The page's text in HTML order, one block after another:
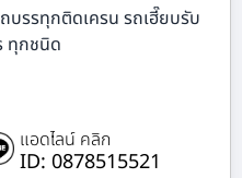
บรรทุกติดเครน รถเฮี๊ยบรับ
ทุกชนิด
แอดไลน์ คลิก
ID: 0878515521